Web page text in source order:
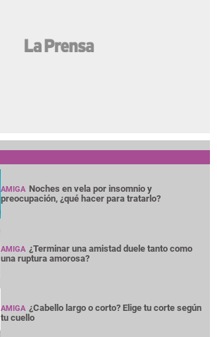
AMIGA Noches en vela por insomnio y
preocupación, ¿qué hacer para tratarlo?
AMIGA ¿Terminar una amistad duele tanto como
una ruptura amorosa?
AMIGA ¿Cabello largo o corto? Elige tu corte según
tu cuello